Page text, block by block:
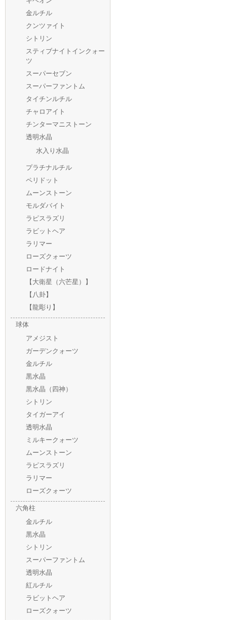
金ルチル
クンツァイト
シトリン
スティブナイトインクォー
ツ
スーパーセブン
スーパーファントム
タイチンルチル
チャロアイト
チンターマニストーン
透明水晶
水入り水晶
プラチナルチル
ペリドット
ムーンストーン
モルダバイト
ラピスラズリ
ラビットヘア
ラリマー
ローズクォーツ
ロードナイト
【大衛星（六芒星）】
【八卦】
【龍彫り】
球体
アメジスト
ガーデンクォーツ
金ルチル
黒水晶
黒水晶（四神）
シトリン
タイガーアイ
透明水晶
ミルキークォーツ
ムーンストーン
ラピスラズリ
ラリマー
ローズクォーツ
六角柱
金ルチル
黒水晶
シトリン
スーパーファントム
透明水晶
紅ルチル
ラビットヘア
ローズクォーツ